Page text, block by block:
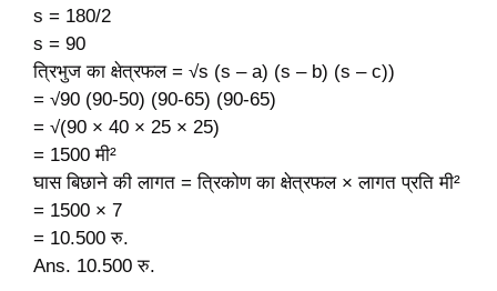
s = 180/2
s = 90
त्रिभुज का क्षेत्रफल = √s (s – a) (s – b) (s – c))
= √90 (90-50) (90-65) (90-65)
= √(90 × 40 × 25 × 25)
= 1500 मी²
घास बिछाने की लागत = त्रिकोण का क्षेत्रफल × लागत प्रति मी²
= 1500 × 7
= 10.500 रु.
Ans. 10.500 रु.